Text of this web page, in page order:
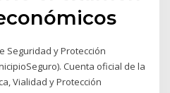
Seguridad y Protección
Cuenta oficial de la
Vialidad y Protección